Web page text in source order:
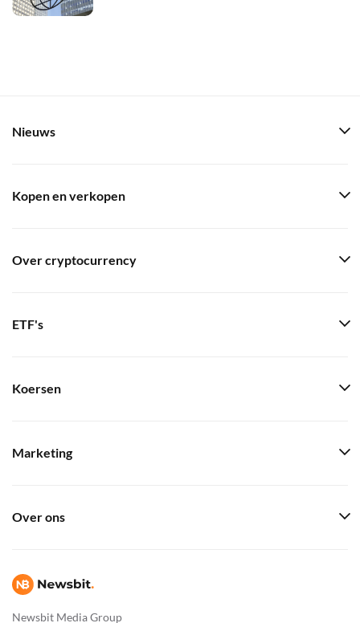
Newsbit Media Group
Nieuws
Kopen en verkopen
Over cryptocurrency
ETF's
Koersen
Marketing
Over ons